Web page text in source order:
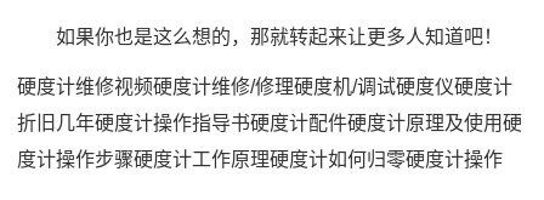
如果你也是这么想的，那就转起来让更多人知道吧！
硬度计维修视频硬度计维修/修理硬度机/调试硬度仪硬度计
折旧几年硬度计操作指导书硬度计配件硬度计原理及使用硬
度计操作步骤硬度计工作原理硬度计如何归零硬度计操作